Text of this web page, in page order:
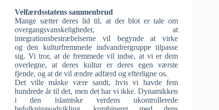
Velfærdsstatens sammenbrud
Mange sætter deres lid til, at der blot er tale om
overgangsvanskeligheder, at
integrationsbestræbelserne vil begynde at virke
og den kulturfremmede indvandrergruppe tilpasse
sig. Vi tror, at de fremmede vil indse, at vi er dem
overlegne, at deres kultur er deres egen værste
fjende, og at de vil ændre adfærd og efterligne os.
Det ville måske være sandt, hvis vi havde fem
hundrede år til det, men det har vi ikke. Dynamikken
i den islamiske verdens ukontrollerede